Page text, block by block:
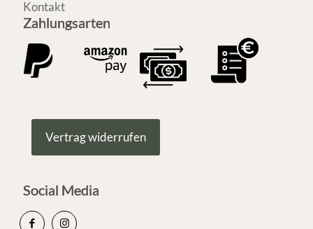
Kontakt
Zahlungsarten
Vertrag widerrufen
Social Media